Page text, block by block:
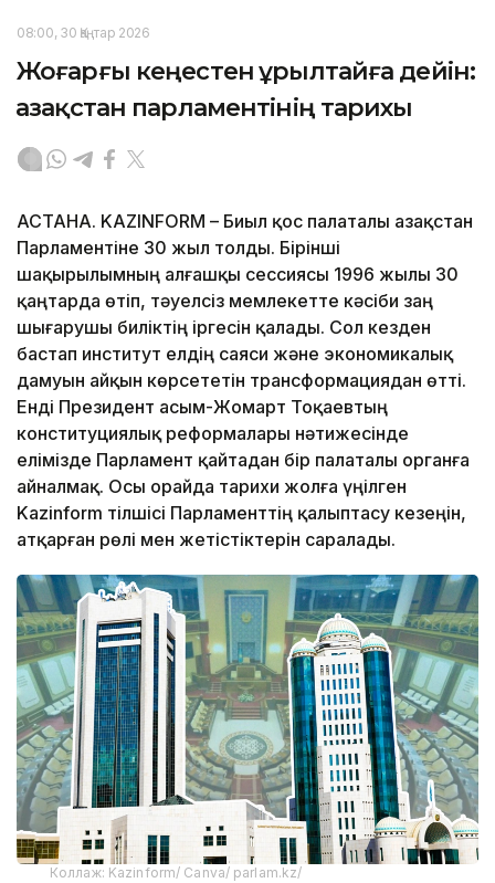
08:00, 30 Қаңтар 2026
Жоғарғы кеңестен Құрылтайға дейін:
Қазақстан парламентінің тарихы
АСТАНА. KAZINFORM – Биыл қос палаталы Қазақстан
Парламентіне 30 жыл толды. Бірінші
шақырылымның алғашқы сессиясы 1996 жылы 30
қаңтарда өтіп, тәуелсіз мемлекетте кәсіби заң
шығарушы биліктің іргесін қалады. Сол кезден
бастап институт елдің саяси және экономикалық
дамуын айқын көрсететін трансформациядан өтті.
Енді Президент Қасым-Жомарт Тоқаевтың
конституциялық реформалары нәтижесінде
елімізде Парламент қайтадан бір палаталы органға
айналмақ. Осы орайда тарихи жолға үңілген
Kazinform тілшісі Парламенттің қалыптасу кезеңін,
атқарған рөлі мен жетістіктерін саралады.
Коллаж: Kazinform/ Canva/ parlam.kz/